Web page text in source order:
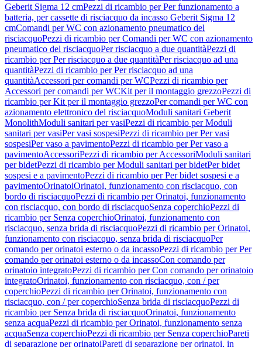
Geberit Sigma 12 cmPezzi di ricambio per Per funzionamento a
batteria, per cassette di risciacquo da incasso Geberit Sigma 12
cmComandi per WC con azionamento pneumatico del
risciacquoPezzi di ricambio per Comandi per WC con azionamento
pneumatico del risciacquoPer risciacquo a due quantitàPezzi di
ricambio per Per risciacquo a due quantitàPer risciacquo ad una
quantitàPezzi di ricambio per Per risciacquo ad una
quantitàAccessori per comandi per WCPezzi di ricambio per
Accessori per comandi per WCKit per il montaggio grezzoPezzi di
ricambio per Kit per il montaggio grezzoPer comandi per WC con
azionamento elettronico del risciacquoModuli sanitari Geberit
MonolithModuli sanitari per vasiPezzi di ricambio per Moduli
sanitari per vasiPer vasi sospesiPezzi di ricambio per Per vasi
sospesiPer vaso a pavimentoPezzi di ricambio per Per vaso a
pavimentoAccessoriPezzi di ricambio per AccessoriModuli sanitari
per bidetPezzi di ricambio per Moduli sanitari per bidetPer bidet
sospesi e a pavimentoPezzi di ricambio per Per bidet sospesi e a
pavimentoOrinatoiOrinatoi, funzionamento con risciacquo, con
bordo di risciacquoPezzi di ricambio per Orinatoi, funzionamento
con risciacquo, con bordo di risciacquoSenza coperchioPezzi di
ricambio per Senza coperchioOrinatoi, funzionamento con
risciacquo, senza brida di risciacquoPezzi di ricambio per Orinatoi,
funzionamento con risciacquo, senza brida di risciacquoPer
comando per orinatoi esterno o da incassoPezzi di ricambio per Per
comando per orinatoi esterno o da incassoCon comando per
orinatoio integratoPezzi di ricambio per Con comando per orinatoio
integratoOrinatoi, funzionamento con risciacquo, con / per
coperchioPezzi di ricambio per Orinatoi, funzionamento con
risciacquo, con / per coperchioSenza brida di risciacquoPezzi di
ricambio per Senza brida di risciacquoOrinatoi, funzionamento
senza acquaPezzi di ricambio per Orinatoi, funzionamento senza
acquaSenza coperchioPezzi di ricambio per Senza coperchioPareti
di separazione per orinatoiPareti di separazione per orinatoi, in